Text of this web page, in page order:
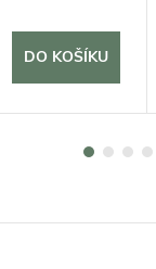
DO KOŠÍKU